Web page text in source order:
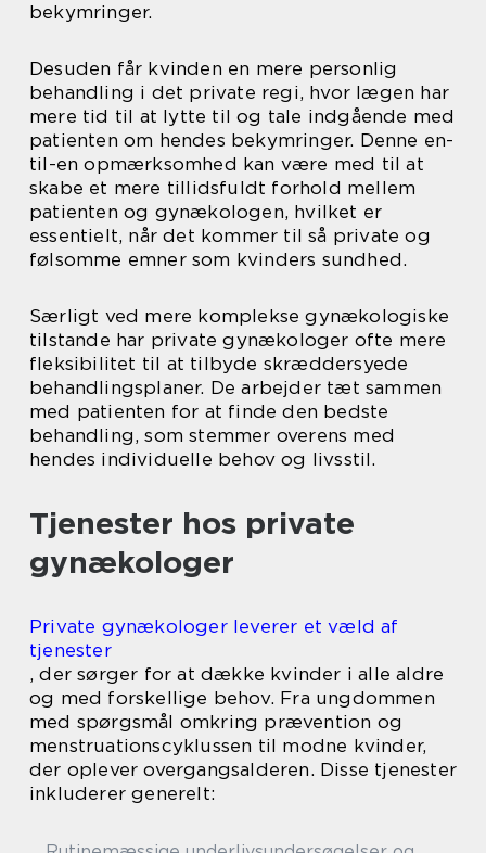
bekymringer.
Desuden får kvinden en mere personlig
behandling i det private regi, hvor lægen har
mere tid til at lytte til og tale indgående med
patienten om hendes bekymringer. Denne en-
til-en opmærksomhed kan være med til at
skabe et mere tillidsfuldt forhold mellem
patienten og gynækologen, hvilket er
essentielt, når det kommer til så private og
følsomme emner som kvinders sundhed.
Særligt ved mere komplekse gynækologiske
tilstande har private gynækologer ofte mere
fleksibilitet til at tilbyde skræddersyede
behandlingsplaner. De arbejder tæt sammen
med patienten for at finde den bedste
behandling, som stemmer overens med
hendes individuelle behov og livsstil.
Tjenester hos private
gynækologer
Private gynækologer leverer et væld af
tjenester
, der sørger for at dække kvinder i alle aldre
og med forskellige behov. Fra ungdommen
med spørgsmål omkring prævention og
menstruationscyklussen til modne kvinder,
der oplever overgangsalderen. Disse tjenester
inkluderer generelt: